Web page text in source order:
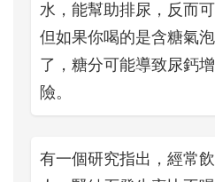
水，能幫助排尿，反而
但如果你喝的是含糖氣
了，糖分可能導致尿鈣
險。
有一個研究指出，經常